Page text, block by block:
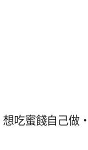
吃蜜餞自己做